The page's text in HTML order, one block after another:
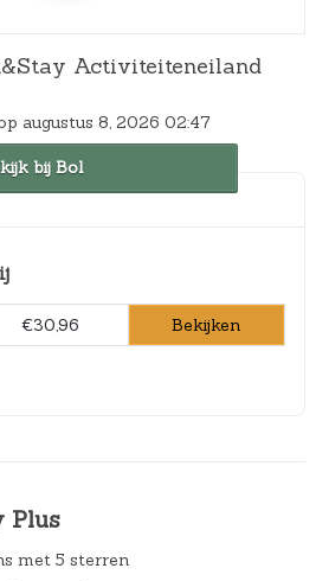
Activiteiteneiland
augustus 8, 2026 02:47
bij Bol
€30,96 Bekijken
Plus
met 5 sterren